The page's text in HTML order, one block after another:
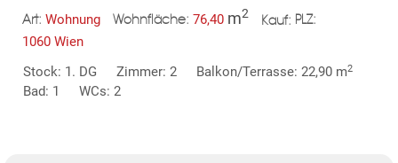
MER
Art: Wohnung Wohnfläche: 76,40 m2 Kauf: PLZ:
1060 Wien
Stock: 1. DG
Zimmer: 2 Balkon/Terrasse: 22,90 m2
Bad: 1 WCs: 2